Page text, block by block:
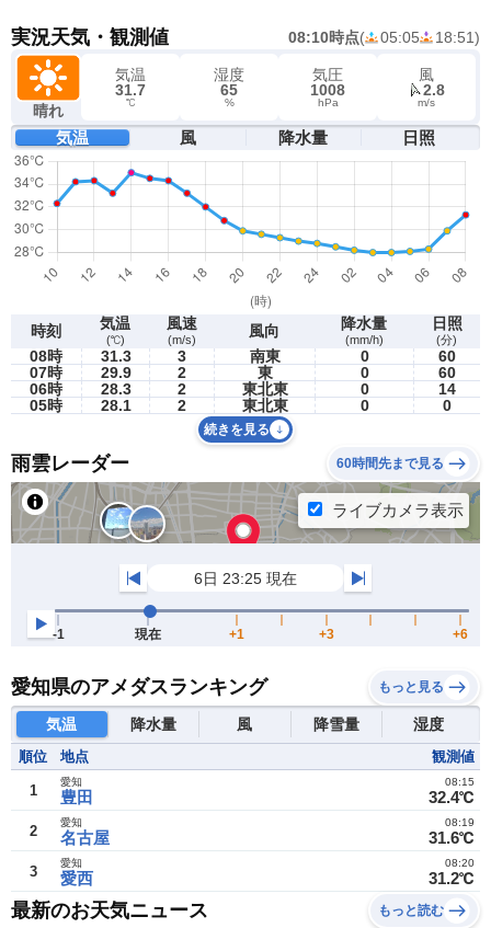
実況天気・観測値 08:10時点( 05:05 18:51)
晴れ
気温
31.7
℃
湿度
65
%
気圧
1008
hPa
風
2.8
m/s
気温 風 降水量 日照
時刻 気温
(℃)
風速
(m/s) 風向 降水量
(mm/h)
日照
(分)
08時 31.3 3 南東 0
60
07時
29.9 2 東 0
60
06時
28.3 2 東北東 0
14
05時
28.1 2 東北東 0 0
続きを見る
雨雲レーダー 60時間先まで見る
愛知県のアメダスランキング もっと見る
気温 降水量 風 降雪量 湿度
順位 地点 観測値
1 豊田
愛知
32.4℃
08:15
2 名古屋
愛知
31.6℃
08:19
3 愛西
愛知
31.2℃
08:20
最新のお天気ニュース もっと読む